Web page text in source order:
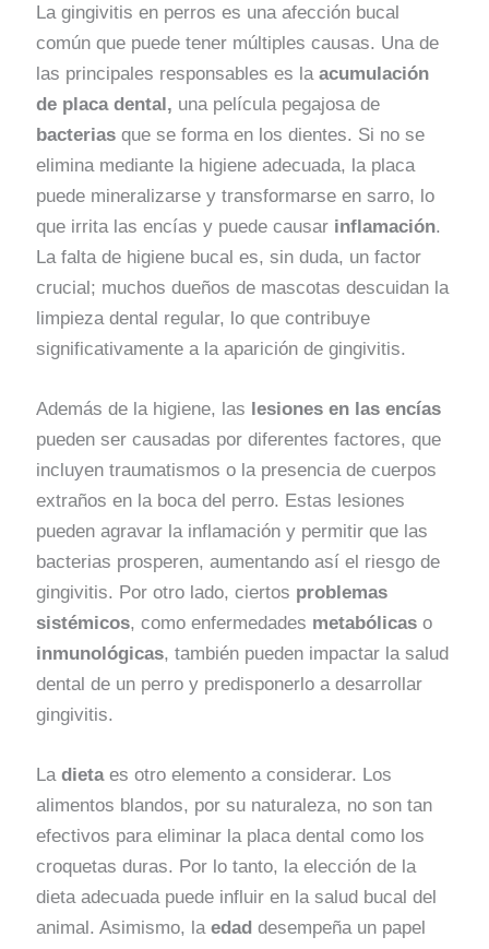
La gingivitis en perros es una afección bucal
común que puede tener múltiples causas. Una de
las principales responsables es laacumulación
de placa dental, una película pegajosa de
bacteriasque se forma en los dientes. Si no se
elimina mediante la higiene adecuada, la placa
puede mineralizarse y transformarse en sarro, lo
que irrita las encías y puede causar inflamación.
La falta de higiene bucal es, sin duda, un factor
crucial; muchos dueños de mascotas descuidan la
limpieza dental regular, lo que contribuye
significativamente a la aparición de gingivitis.
Además de la higiene, las lesiones en las encías
pueden ser causadas por diferentes factores, que
incluyen traumatismos o la presencia de cuerpos
extraños en la boca del perro. Estas lesiones
pueden agravar la inflamación y permitir que las
bacterias prosperen, aumentando así el riesgo de
gingivitis. Por otro lado, ciertos problemas
sistémicos, como enfermedades metabólicaso
inmunológicas, también pueden impactar la salud
dental de un perro y predisponerlo a desarrollar
gingivitis.
Ladietaes otro elemento a considerar. Los
alimentos blandos, por su naturaleza, no son tan
efectivos para eliminar la placa dental como los
croquetas duras. Por lo tanto, la elección de la
dieta adecuada puede influir en la salud bucal del
animal. Asimismo, laedaddesempeña un papel